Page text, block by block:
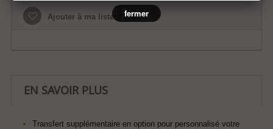
Ajouter à ma liste d'envies
EN SAVOIR PLUS
Transfert supplémentaire en option pour personnalisé votre
fermer